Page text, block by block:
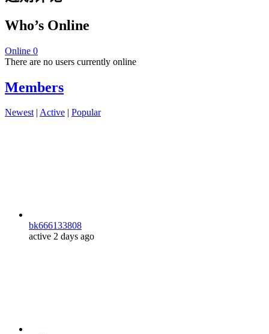
Who’s Online
Online 0
There are no users currently online
Members
Newest Active Popular
bk666133808
active 2 days ago